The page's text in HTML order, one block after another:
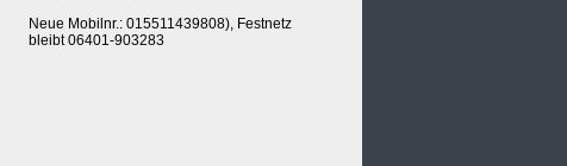
Neue Mobilnr.: 015511439808), Festnetz
bleibt 06401-903283